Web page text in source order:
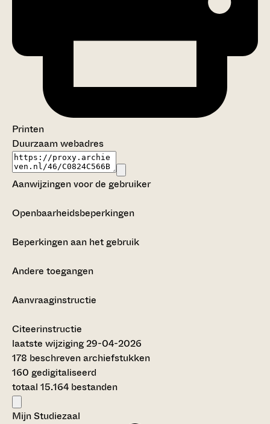
Printen
Duurzaam webadres
Aanwijzingen voor de gebruiker
Openbaarheidsbeperkingen
Beperkingen aan het gebruik
Andere toegangen
Aanvraaginstructie
Citeerinstructie
laatste wijziging 29-04-2026
178 beschreven archiefstukken
160 gedigitaliseerd
totaal 15.164 bestanden
Mijn Studiezaal